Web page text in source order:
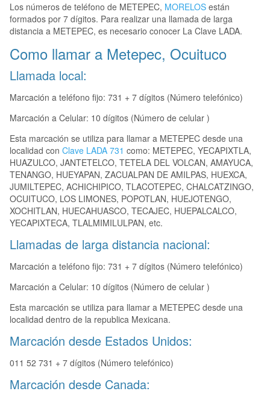
Los números de teléfono de METEPEC, MORELOS están
formados por 7 dígitos. Para realizar una llamada de larga
distancia a METEPEC, es necesario conocer La Clave LADA.
Como llamar a Metepec, Ocuituco
Llamada local:
Marcación a teléfono fijo: 731 + 7 dígitos (Número telefónico)
Marcación a Celular: 10 dígitos (Número de celular )
Esta marcación se utiliza para llamar a METEPEC desde una
localidad con Clave LADA 731 como: METEPEC, YECAPIXTLA,
HUAZULCO, JANTETELCO, TETELA DEL VOLCAN, AMAYUCA,
TENANGO, HUEYAPAN, ZACUALPAN DE AMILPAS, HUEXCA,
JUMILTEPEC, ACHICHIPICO, TLACOTEPEC, CHALCATZINGO,
OCUITUCO, LOS LIMONES, POPOTLAN, HUEJOTENGO,
XOCHITLAN, HUECAHUASCO, TECAJEC, HUEPALCALCO,
YECAPIXTECA, TLALMIMILULPAN, etc.
Llamadas de larga distancia nacional:
Marcación a teléfono fijo: 731 + 7 dígitos (Número telefónico)
Marcación a Celular: 10 dígitos (Número de celular )
Esta marcación se utiliza para llamar a METEPEC desde una
localidad dentro de la republica Mexicana.
Marcación desde Estados Unidos:
011 52 731 + 7 dígitos (Número telefónico)
Marcación desde Canada: